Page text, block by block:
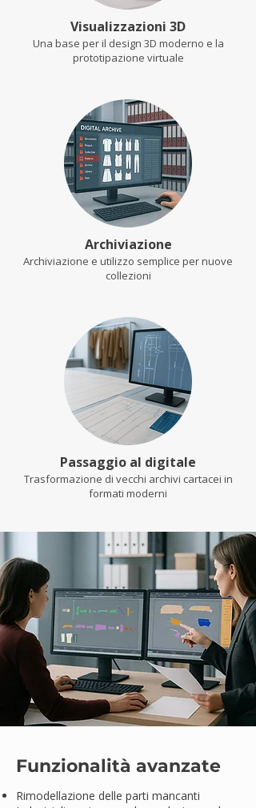
Visualizzazioni 3D
Una base per il design 3D moderno e la
prototipazione virtuale
Archiviazione
Archiviazione e utilizzo semplice per nuove
collezioni
Passaggio al digitale
Trasformazione di vecchi archivi cartacei in
formati moderni
Funzionalità avanzate
Rimodellazione delle parti mancanti